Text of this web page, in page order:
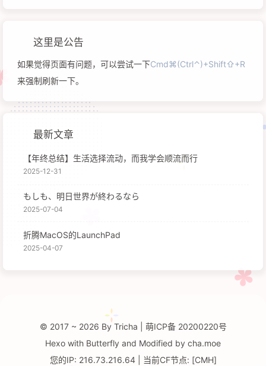
这里是公告
如果觉得页面有问题，可以尝试一下Cmd⌘(Ctrl⌃)+Shift⇧+R
来强制刷新一下。
最新文章
【年终总结】生活选择流动，而我学会顺流而行
2025-12-31
もしも、明日世界が終わるなら
2025-07-04
折腾MacOS的LaunchPad
2025-04-07
© 2017 ~ 2026 By Tricha 萌ICP备 20200220号
Hexo with Butterfly and Modified by cha.moe
您的IP: 216.73.216.64 | 当前CF节点: [CMH]